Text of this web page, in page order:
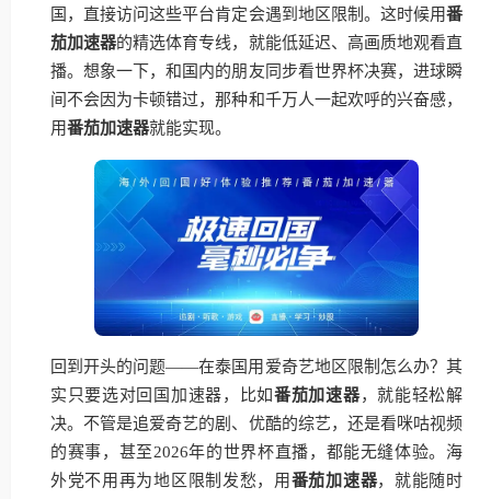
国，直接访问这些平台肯定会遇到地区限制。这时候用番
茄加速器的精选体育专线，就能低延迟、高画质地观看直
播。想象一下，和国内的朋友同步看世界杯决赛，进球瞬
间不会因为卡顿错过，那种和千万人一起欢呼的兴奋感，
用番茄加速器就能实现。
回到开头的问题——在泰国用爱奇艺地区限制怎么办？其
实只要选对回国加速器，比如番茄加速器，就能轻松解
决。不管是追爱奇艺的剧、优酷的综艺，还是看咪咕视频
的赛事，甚至2026年的世界杯直播，都能无缝体验。海
外党不用再为地区限制发愁，用番茄加速器，就能随时